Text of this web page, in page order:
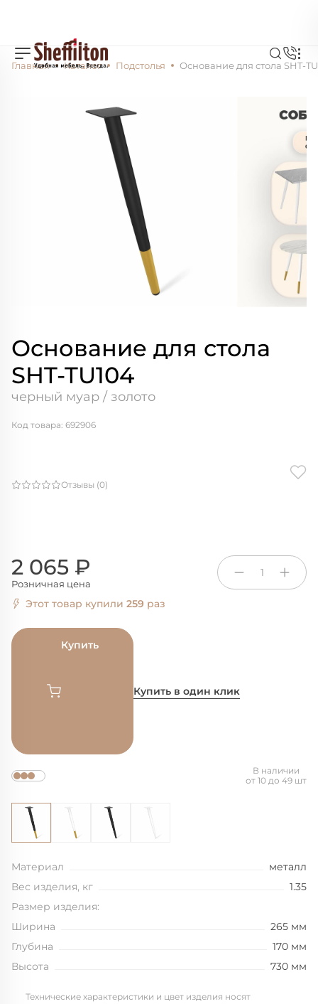
Главная Каталог Подстолья Основание для стола SHT-
Основание для стола
SHT-TU104
черный муар / золото
Отзывы (0)
Код товара: 692906
2 065 ₽
Розничная цена
1
Этот товар купили 259 раз
Купить
Купить в один клик
В наличии
от 10 до 49 шт
Материал
металл
Вес изделия, кг
1.35
Размер изделия:
Ширина
265 мм
Глубина
170 мм
Высота
730 мм
Технические характеристики и цвет изделия носят